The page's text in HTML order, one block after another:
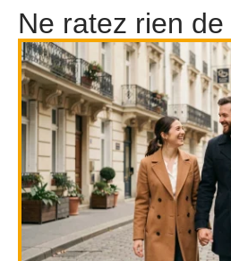
Ne ratez rien de